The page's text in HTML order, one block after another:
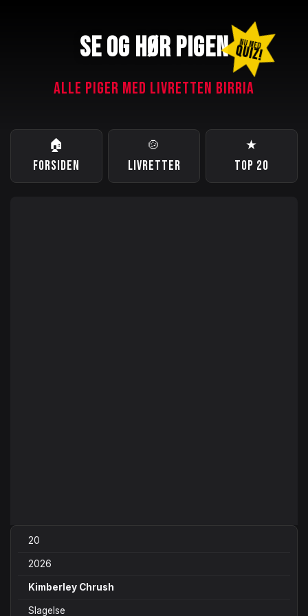
SE OG HØR PIGEN NU MED
QUIZ!
ALLE PIGER MED LIVRETTEN BIRRIA
🏠
FORSIDEN
🍲
LIVRETTER
★
TOP 20
20
2026
Kimberley Chrush
Slagelse